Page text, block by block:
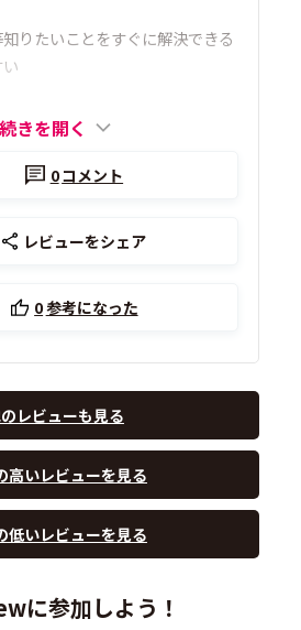
りたいことをすぐに解決できる
続きを開く
0コメント
レビューをシェア
0参考になった
レビューも見る
高いレビューを見る
低いレビューを見る
に参加しよう！